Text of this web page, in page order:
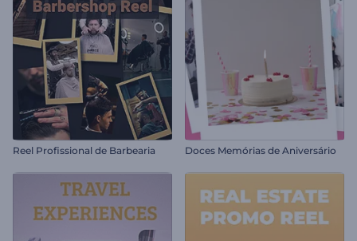
Reel Profissional de Barbearia Doces Memórias de Aniversário